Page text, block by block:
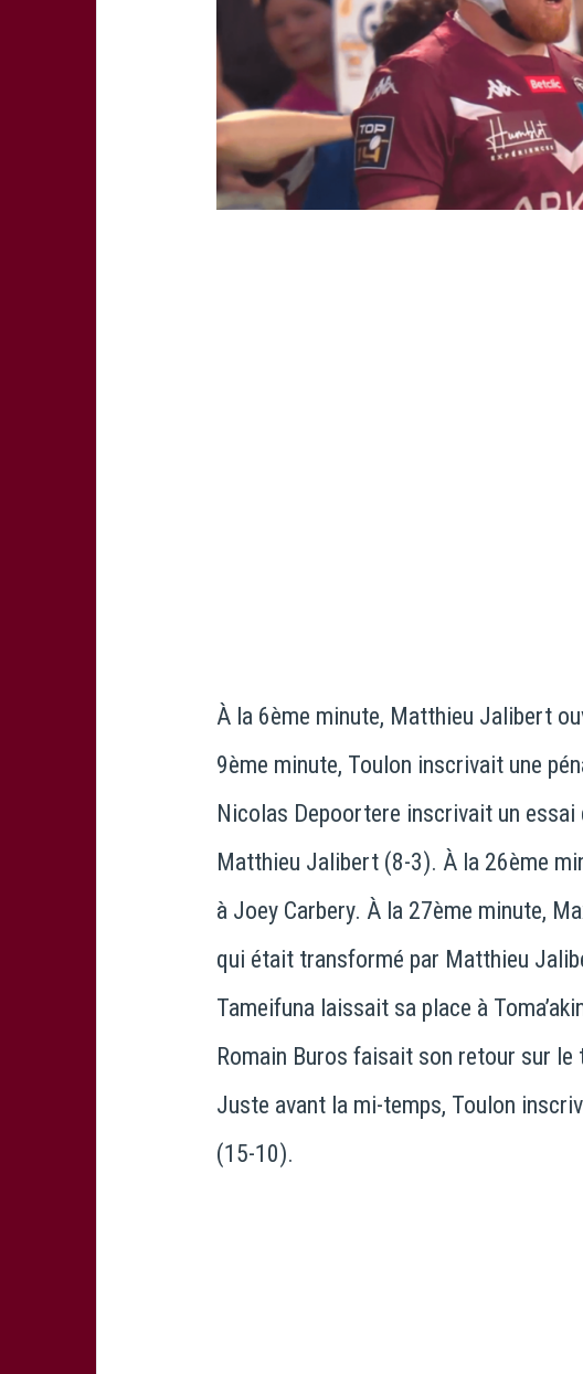
À la 6ème minute, Matthieu Jalibert
9ème minute, Toulon inscrivait une
Nicolas Depoortere inscrivait un essai
Matthieu Jalibert (8-3). À la 26ème
à Joey Carbery. À la 27ème minute,
qui était transformé par Matthieu
Tameifuna laissait sa place à
Romain Buros faisait son retour sur le
Juste avant la mi-temps, Toulon
(15-10).